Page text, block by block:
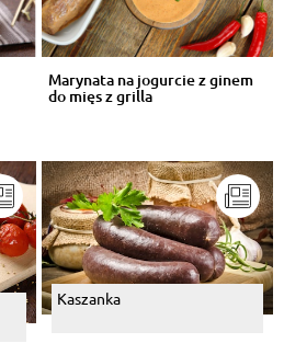
Marynata na jogurcie z ginem
do mięs z grilla
Kaszanka